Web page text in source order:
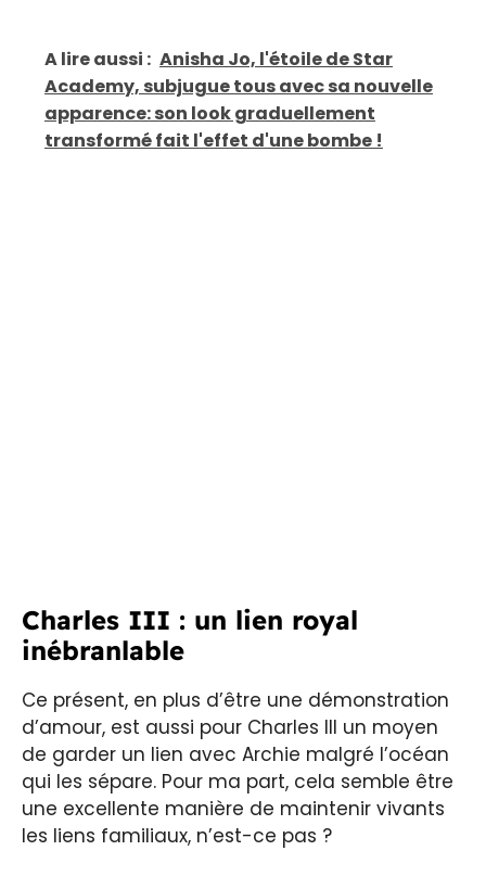
A lire aussi : Anisha Jo, l'étoile de Star
Academy, subjugue tous avec sa nouvelle
apparence: son look graduellement
transformé fait l'effet d'une bombe !
Charles III : un lien royal
inébranlable
Ce présent, en plus d’être une démonstration
d’amour, est aussi pour Charles III un moyen
de garder un lien avec Archie malgré l’océan
qui les sépare. Pour ma part, cela semble être
une excellente manière de maintenir vivants
les liens familiaux, n’est-ce pas ?